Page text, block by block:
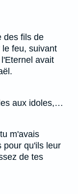
des fils de
feu, suivant
avait
aux idoles,…
m'avais
pour qu'ils leur
de tes